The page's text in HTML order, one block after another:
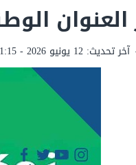
آخر تحديث: 12 يونيو 2026 - 1:15ص